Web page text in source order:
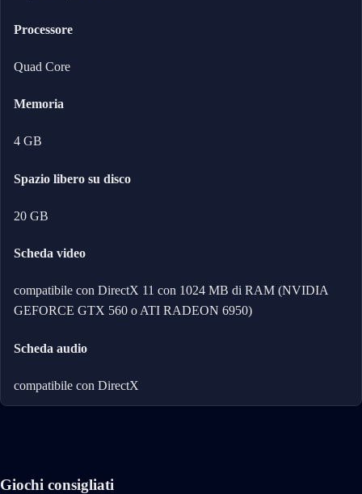
Processore
Quad Core
Memoria
4 GB
Spazio libero su disco
20 GB
Scheda video
compatibile con DirectX 11 con 1024 MB di RAM (NVIDIA
GEFORCE GTX 560 o ATI RADEON 6950)
Scheda audio
compatibile con DirectX
Giochi consigliati